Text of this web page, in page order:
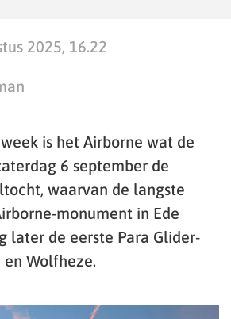
2025, 16.22
is het Airborne wat de
6 september de
waarvan de langste
monument in Ede
later de eerste Para Glider-
Wolfheze.